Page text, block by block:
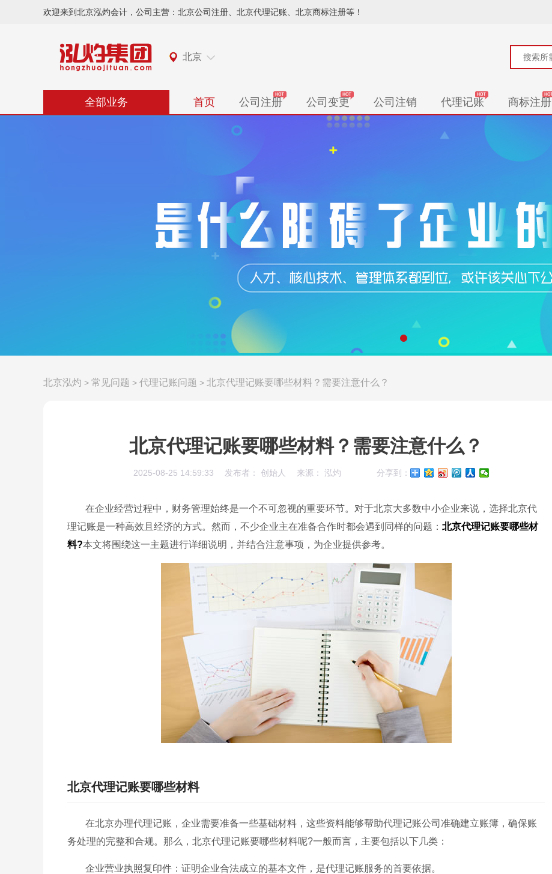
欢迎来到北京泓灼会计，公司主营：北京公司注册、北京代理记账、北京商标注册等！
北京
全部业务 首页 公司注册 公司变更 公司注销 代理记账 商标注册
北京泓灼 > 常见问题 > 代理记账问题 > 北京代理记账要哪些材料？需要注意什么？
北京代理记账要哪些材料？需要注意什么？
2025-08-25 14:59:33 发布者： 创始人 来源： 泓灼 分享到：
在企业经营过程中，财务管理始终是一个不可忽视的重要环节。对于北京大多数中小企业来说，选择北京代
理记账是一种高效且经济的方式。然而，不少企业主在准备合作时都会遇到同样的问题： 北京代理记账要哪些材
料?本文将围绕这一主题进行详细说明，并结合注意事项，为企业提供参考。
北京代理记账要哪些材料
在北京办理代理记账，企业需要准备一些基础材料，这些资料能够帮助代理记账公司准确建立账簿，确保账
务处理的完整和合规。那么，北京代理记账要哪些材料呢?一般而言，主要包括以下几类：
企业营业执照复印件：证明企业合法成立的基本文件，是代理记账服务的首要依据。